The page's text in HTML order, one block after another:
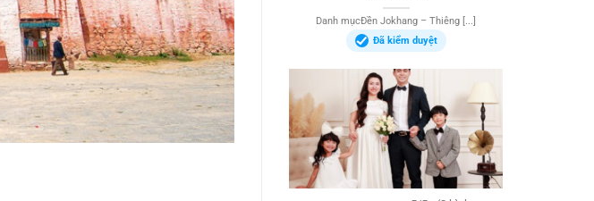
Danh mụcĐền Jokhang – Thiêng [...]
Đã kiểm duyệt